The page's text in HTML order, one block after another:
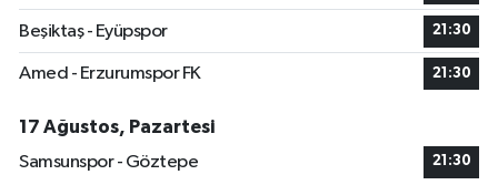
Beşiktaş - Eyüpspor 21:30
Amed - Erzurumspor FK 21:30
17 Ağustos, Pazartesi
Samsunspor - Göztepe
21:30